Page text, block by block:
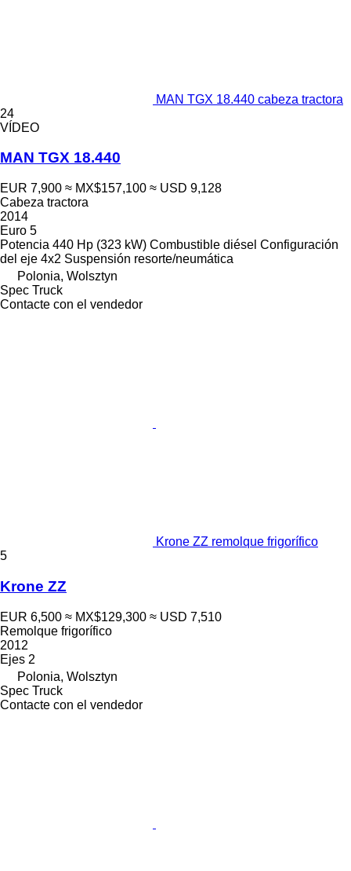
MAN TGX 18.440 cabeza tractora
24
VÍDEO
MAN TGX 18.440
EUR 7,900 ≈ MX$157,100 ≈ USD 9,128
Cabeza tractora
2014
Euro 5
Potencia 440 Hp (323 kW) Combustible diésel Configuración
del eje 4x2 Suspensión resorte/neumática
Polonia, Wolsztyn
Spec Truck
Contacte con el vendedor
Krone ZZ remolque frigorífico
5
Krone ZZ
EUR 6,500 ≈ MX$129,300 ≈ USD 7,510
Remolque frigorífico
2012
Ejes 2
Polonia, Wolsztyn
Spec Truck
Contacte con el vendedor